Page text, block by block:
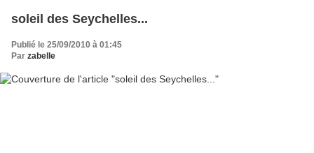
soleil des Seychelles...
Publié le 25/09/2010 à 01:45
Par zabelle